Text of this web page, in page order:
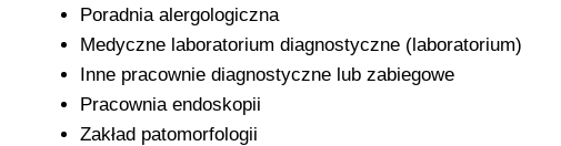
Poradnia alergologiczna
Medyczne laboratorium diagnostyczne (laboratorium)
Inne pracownie diagnostyczne lub zabiegowe
Pracownia endoskopii
Zakład patomorfologii